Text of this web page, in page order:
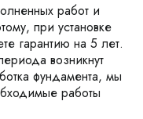
работ и
при установке
гарантию на 5 лет.
возникнут
фундамента, мы
работы